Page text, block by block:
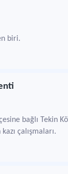
biri.
bağlı Tekin
çalışmaları.